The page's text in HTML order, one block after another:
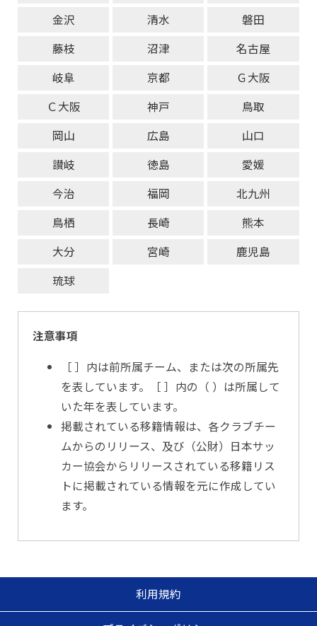
金沢
清水
磐田
藤枝
沼津
名古屋
岐阜
京都
Ｇ大阪
Ｃ大阪
神戸
鳥取
岡山
広島
山口
讃岐
徳島
愛媛
今治
福岡
北九州
鳥栖
長崎
熊本
大分
宮崎
鹿児島
琉球
注意事項
［ ］内は前所属チーム、または次の所属先
を表しています。［ ］内の（ ）は所属して
いた年を表しています。
掲載されている移籍情報は、各クラブチー
ムからのリリース、及び（公財）日本サッ
カー協会からリリースされている移籍リス
トに掲載されている情報を元に作成してい
ます。
利用規約